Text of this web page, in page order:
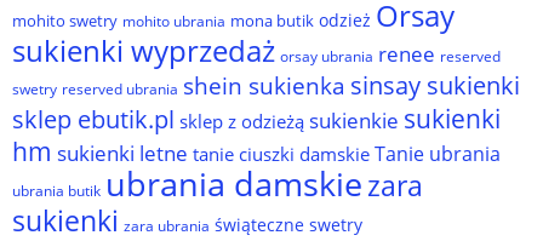
mohito swetry mohito ubrania mona butik odzież Orsay
sukienki wyprzedaż orsay ubrania renee reserved
swetry reserved ubrania shein sukienka sinsay sukienki
sklep ebutik.pl sklep z odzieżą sukienkie sukienki
hm sukienki letne tanie ciuszki damskie Tanie ubrania
ubrania butik ubrania damskiezara
sukienki zara ubrania świąteczne swetry